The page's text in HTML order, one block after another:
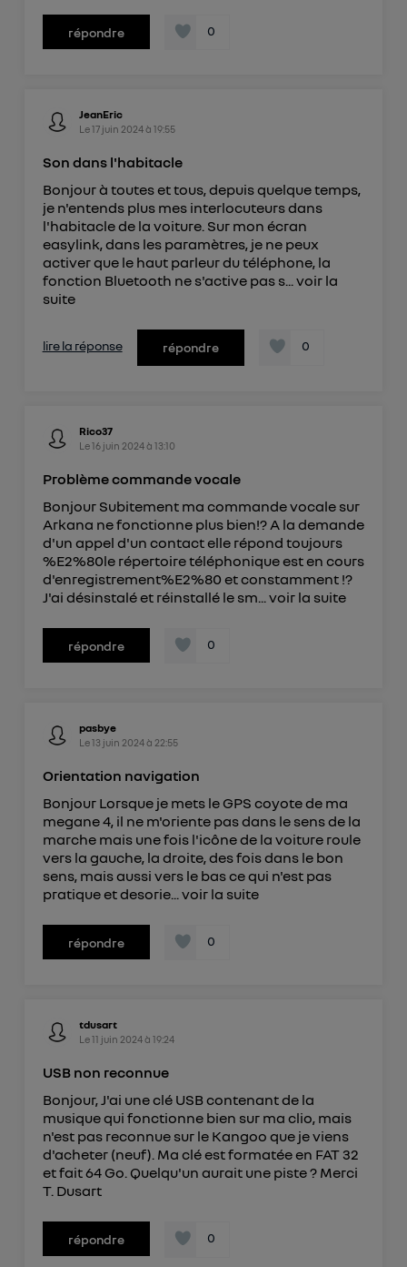
répondre 0
JeanEric
Le17 juin 2024à 19:55
Son dans l'habitacle
Bonjour à toutes et tous, depuis quelque temps,
je n'entends plus mes interlocuteurs dans
l'habitacle de la voiture. Sur mon écran
easylink, dans les paramètres, je ne peux
activer que le haut parleur du téléphone, la
fonction Bluetooth ne s'active pas s...voir la
suite
lire la réponse répondre 0
Rico37
Le16 juin 2024à 13:10
Problème commande vocale
Bonjour Subitement ma commande vocale sur
Arkana ne fonctionne plus bien!? A la demande
d'un appel d'un contact elle répond toujours
%E2%80le répertoire téléphonique est en cours
d'enregistrement%E2%80 et constamment !?
J'ai désinstalé et réinstallé le sm... voir la suite
répondre 0
pasbye
Le13 juin 2024à 22:55
Orientation navigation
Bonjour Lorsque je mets le GPS coyote de ma
megane 4, il ne m'oriente pas dans le sens de la
marche mais une fois l'icône de la voiture roule
vers la gauche, la droite, des fois dans le bon
sens, mais aussi vers le bas ce qui n'est pas
pratique et desorie... voir la suite
répondre 0
tdusart
Le11 juin 2024à 19:24
USB non reconnue
Bonjour, J'ai une clé USB contenant de la
musique qui fonctionne bien sur ma clio, mais
n'est pas reconnue sur le Kangoo que je viens
d'acheter (neuf). Ma clé est formatée en FAT 32
et fait 64 Go. Quelqu'un aurait une piste ? Merci
T. Dusart
répondre 0